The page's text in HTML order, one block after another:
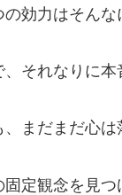
効力はそんな
それなりに本
まだまだ心は
定観念を見つ